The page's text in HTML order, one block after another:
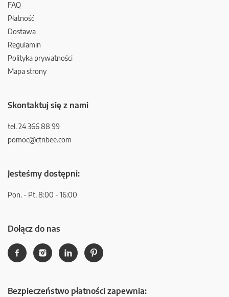
FAQ
Płatność
Dostawa
Regulamin
Polityka prywatności
Mapa strony
Skontaktuj się z nami
tel. 24 366 88 99
pomoc@ctnbee.com
Jesteśmy dostępni:
Pon. - Pt. 8:00 - 16:00
Dołącz do nas
Bezpieczeństwo płatności zapewnia: